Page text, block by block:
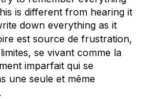
is different from hearing it
down everything as it
est source de frustration,
se vivant comme la
imparfait qui se
une seule et même
.